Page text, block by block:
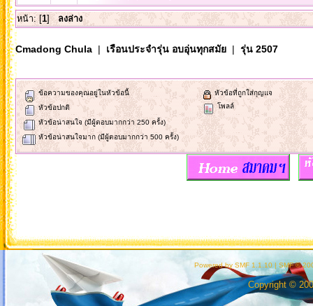
หน้า: [1]ลงล่าง
Cmadong Chula| เรือนประจำรุ่น อบอุ่นทุกสมัย| รุ่น 2507
ข้อความของคุณอยู่ในหัวข้อนี้
หัวข้อปกติ
หัวข้อน่าสนใจ (มีผู้ตอบมากกว่า 250 ครั้ง)
หัวข้อน่าสนใจมาก (มีผู้ตอบมากกว่า 500 ครั้ง)
หัวข้อที่ถูกใส่กุญแจ
โพลล์
Powered by SMF 1.1.10 | SMF ©
Copyright ©